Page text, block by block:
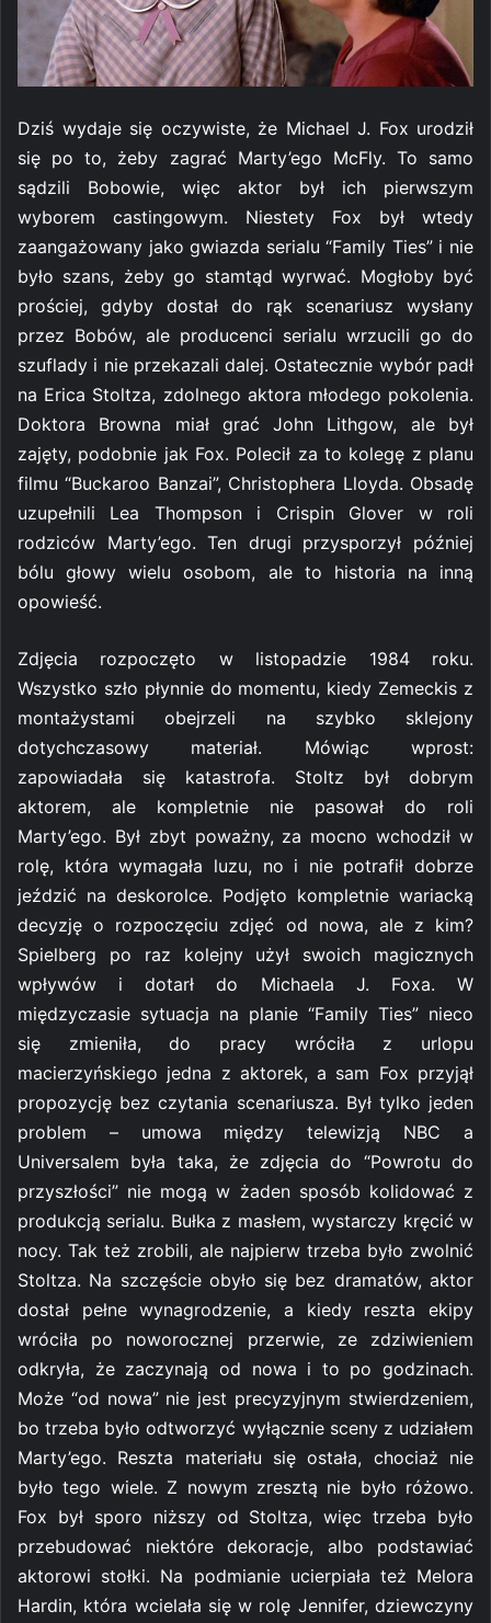
Dziś wydaje się oczywiste, że Michael J. Fox urodził
się po to, żeby zagrać Marty’ego McFly. To samo
sądzili Bobowie, więc aktor był ich pierwszym
wyborem castingowym. Niestety Fox był wtedy
zaangażowany jako gwiazda serialu “Family Ties” i nie
było szans, żeby go stamtąd wyrwać. Mogłoby być
prościej, gdyby dostał do rąk scenariusz wysłany
przez Bobów, ale producenci serialu wrzucili go do
szuflady i nie przekazali dalej. Ostatecznie wybór padł
na Erica Stoltza, zdolnego aktora młodego pokolenia.
Doktora Browna miał grać John Lithgow, ale był
zajęty, podobnie jak Fox. Polecił za to kolegę z planu
filmu “Buckaroo Banzai”, Christophera Lloyda. Obsadę
uzupełnili Lea Thompson i Crispin Glover w roli
rodziców Marty’ego. Ten drugi przysporzył później
bólu głowy wielu osobom, ale to historia na inną
opowieść.
Zdjęcia rozpoczęto w listopadzie 1984 roku.
Wszystko szło płynnie do momentu, kiedy Zemeckis z
montażystami obejrzeli na szybko sklejony
dotychczasowy materiał. Mówiąc wprost:
zapowiadała się katastrofa. Stoltz był dobrym
aktorem, ale kompletnie nie pasował do roli
Marty’ego. Był zbyt poważny, za mocno wchodził w
rolę, która wymagała luzu, no i nie potrafił dobrze
jeździć na deskorolce. Podjęto kompletnie wariacką
decyzję o rozpoczęciu zdjęć od nowa, ale z kim?
Spielberg po raz kolejny użył swoich magicznych
wpływów i dotarł do Michaela J. Foxa. W
międzyczasie sytuacja na planie “Family Ties” nieco
się zmieniła, do pracy wróciła z urlopu
macierzyńskiego jedna z aktorek, a sam Fox przyjął
propozycję bez czytania scenariusza. Był tylko jeden
problem – umowa między telewizją NBC a
Universalem była taka, że zdjęcia do “Powrotu do
przyszłości” nie mogą w żaden sposób kolidować z
produkcją serialu. Bułka z masłem, wystarczy kręcić w
nocy. Tak też zrobili, ale najpierw trzeba było zwolnić
Stoltza. Na szczęście obyło się bez dramatów, aktor
dostał pełne wynagrodzenie, a kiedy reszta ekipy
wróciła po noworocznej przerwie, ze zdziwieniem
odkryła, że zaczynają od nowa i to po godzinach.
Może “od nowa” nie jest precyzyjnym stwierdzeniem,
bo trzeba było odtworzyć wyłącznie sceny z udziałem
Marty’ego. Reszta materiału się ostała, chociaż nie
było tego wiele. Z nowym zresztą nie było różowo.
Fox był sporo niższy od Stoltza, więc trzeba było
przebudować niektóre dekoracje, albo podstawiać
aktorowi stołki. Na podmianie ucierpiała też Melora
Hardin, która wcielała się w rolę Jennifer, dziewczyny